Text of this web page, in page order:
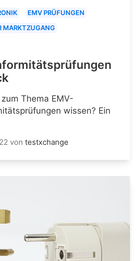
EMV PRÜFUNGEN
MARKTZUGANG
Thema EMV-
wissen? Ein
von testxchange